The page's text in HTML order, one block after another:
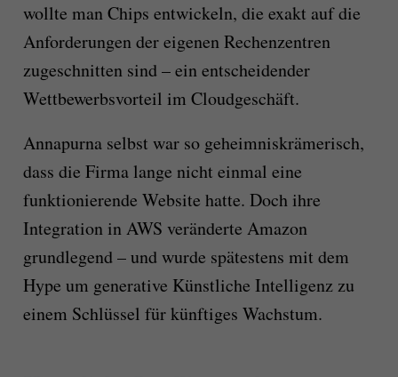
wollte man Chips entwickeln, die exakt auf die
Anforderungen der eigenen Rechenzentren
zugeschnitten sind – ein entscheidender
Wettbewerbsvorteil im Cloudgeschäft.
Annapurna selbst war so geheimniskrämerisch,
dass die Firma lange nicht einmal eine
funktionierende Website hatte. Doch ihre
Integration in AWS veränderte Amazon
grundlegend – und wurde spätestens mit dem
Hype um generative Künstliche Intelligenz zu
einem Schlüssel für künftiges Wachstum.